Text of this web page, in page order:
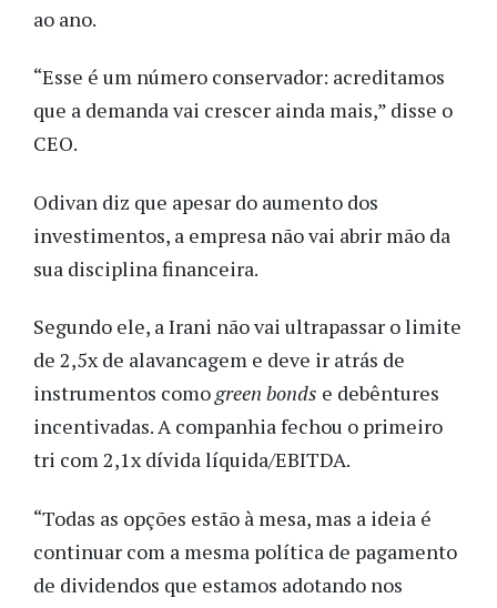
ao ano.
“Esse é um número conservador: acreditamos
que a demanda vai crescer ainda mais,” disse o
CEO.
Odivan diz que apesar do aumento dos
investimentos, a empresa não vai abrir mão da
sua disciplina financeira.
Segundo ele, a Irani não vai ultrapassar o limite
de 2,5x de alavancagem e deve ir atrás de
instrumentos como green bonds e debêntures
incentivadas. A companhia fechou o primeiro
tri com 2,1x dívida líquida/EBITDA.
“Todas as opções estão à mesa, mas a ideia é
continuar com a mesma política de pagamento
de dividendos que estamos adotando nos